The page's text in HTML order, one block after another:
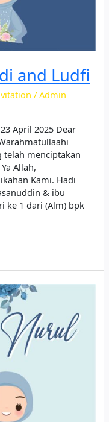
and Ludfi
/Admin
April 2025 Dear
telah menciptakan
Allah,
Kami.​​ Hadi
& ibu
ke 1 dari (Alm) bpk